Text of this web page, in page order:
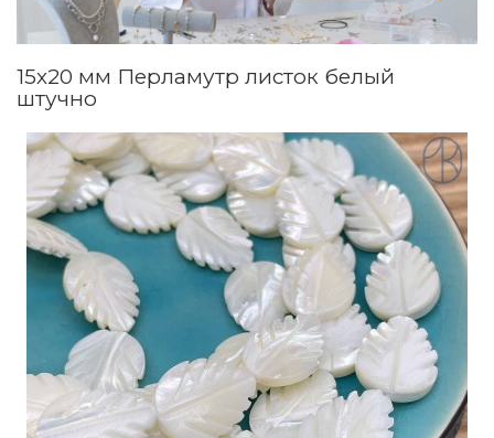
15х20 мм Перламутр листок белый
штучно